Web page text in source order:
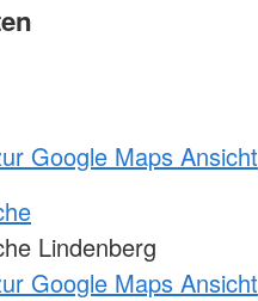
Google Maps Ansicht
Lindenberg
Google Maps Ansicht